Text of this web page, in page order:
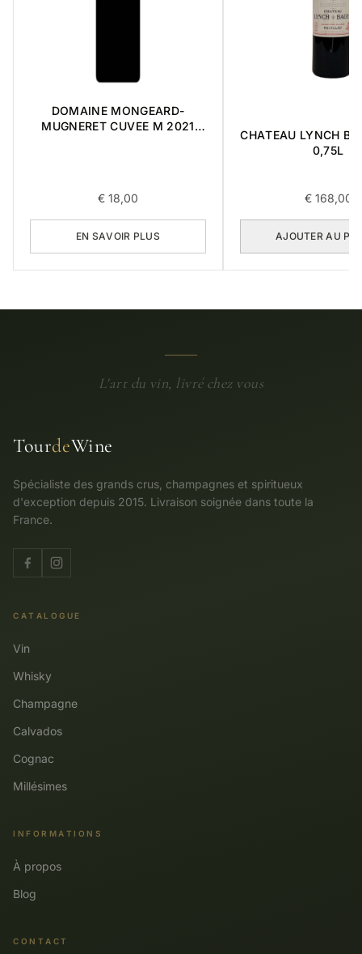
DOMAINE MONGEARD-
MUGNERET CUVEE M 2021
€ 18,00
EN SAVOIR PLUS
CHATEAU LYNCH
0,75L
€168,00
AJOUTER AU
L'art du vin, livré chez vous
TourdeWine
Spécialiste des grands crus, champagnes et spiritueux
d'exception depuis 2015. Livraison soignée dans toute la
France.
CATALOGUE
Vin
Whisky
Champagne
Calvados
Cognac
Millésimes
INFORMATIONS
À propos
Blog
CONTACT